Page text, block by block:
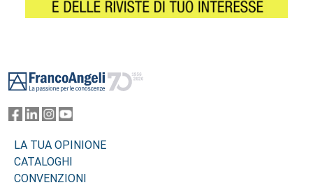
LA TUA OPINIONE
CATALOGHI
CONVENZIONI